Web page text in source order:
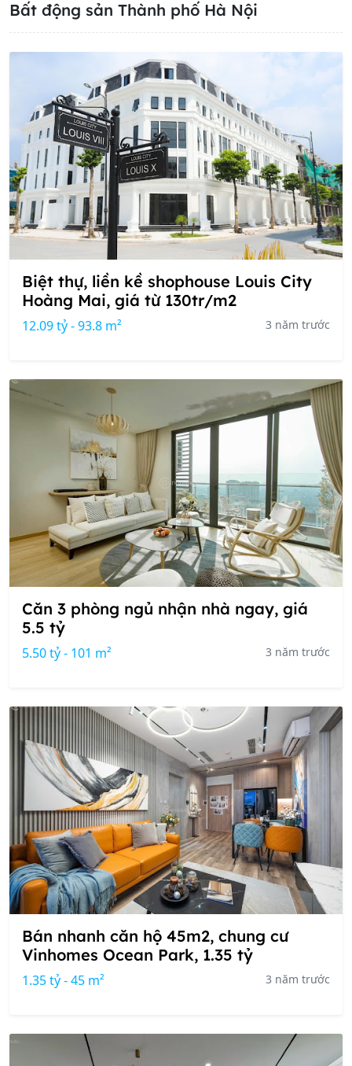
Bất động sản Thành phố Hà Nội
Biệt thự, liền kề shophouse Louis City
Hoàng Mai, giá từ 130tr/m2
12.09 tỷ - 93.8 m² 3 năm trước
Căn 3 phòng ngủ nhận nhà ngay, giá
5.5 tỷ
5.50 tỷ - 101 m² 3 năm trước
Bán nhanh căn hộ 45m2, chung cư
Vinhomes Ocean Park, 1.35 tỷ
1.35 tỷ - 45 m² 3 năm trước